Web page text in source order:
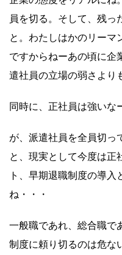
員を切る。そして、残っ
と。わたしはかのリーマ
ですからねーあの頃に企
遣社員の立場の弱さより
同時に、正社員は強いな
が、派遣社員を全員切っ
と、現実として今度は正
ト、早期退職制度の導入
ね・・・
一般職であれ、総合職で
制度に頼り切るのは危な